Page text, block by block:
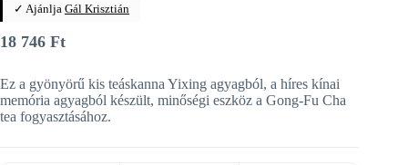
✓ Ajánlja Gál Krisztián
18 746 Ft
Ez a gyönyörű kis teáskanna Yixing agyagból, a híres kínai
memória agyagból készült, minőségi eszköz a Gong-Fu Cha
tea fogyasztásához.